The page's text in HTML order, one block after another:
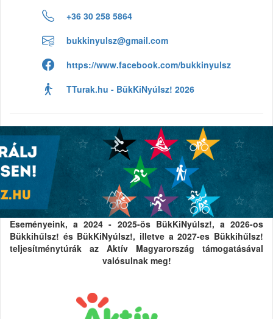
+36 30 258 5864
bukkinyulsz@gmail.com
https://www.facebook.com/bukkinyulsz
TTurak.hu - BükKiNyúlsz! 2026
Eseményeink, a 2024 - 2025-ös BükKiNyúlsz!, a 2026-os
Bükkihűlsz! és BükKiNyúlsz!, illetve a 2027-es Bükkihűlsz!
teljesítménytúrák az Aktív Magyarország támogatásával
valósulnak meg!